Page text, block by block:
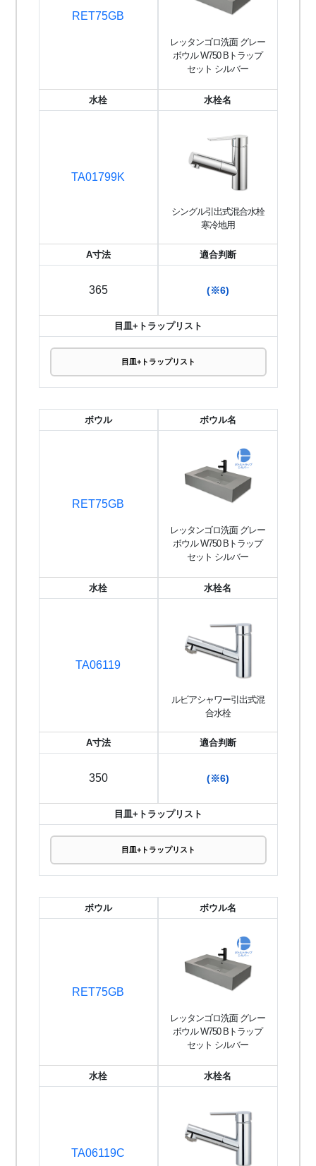
RET75GB
レッタンゴロ洗面 グレー
ボウル W750 Bトラップ
セット シルバー
水栓
TA01799K
水栓名
シングル引出式混合水栓
寒冷地用
A寸法
365
適合判断
(※6)
目皿+トラップリスト
目皿+トラップリスト
ボウル
RET75GB
ボウル名
レッタンゴロ洗面 グレー
ボウル W750 Bトラップ
セット シルバー
水栓
TA06119
水栓名
ルビアシャワー引出式混
合水栓
A寸法
350
適合判断
(※6)
目皿+トラップリスト
目皿+トラップリスト
ボウル
RET75GB
ボウル名
レッタンゴロ洗面 グレー
ボウル W750 Bトラップ
セット シルバー
水栓
TA06119C
水栓名